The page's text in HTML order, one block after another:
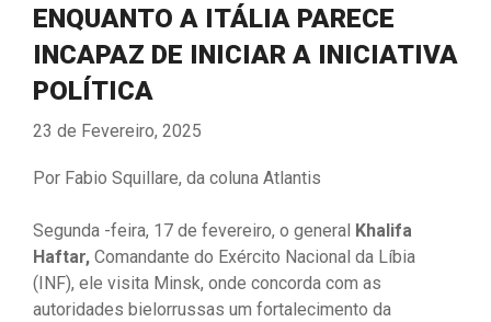
ENQUANTO A ITÁLIA PARECE
INCAPAZ DE INICIAR A INICIATIVA
POLÍTICA
23 de Fevereiro, 2025
Por Fabio Squillare, da coluna Atlantis
Segunda -feira, 17 de fevereiro, o general Khalifa
Haftar, Comandante do Exército Nacional da Líbia
(INF), ele visita Minsk, onde concorda com as
autoridades bielorrussas um fortalecimento da